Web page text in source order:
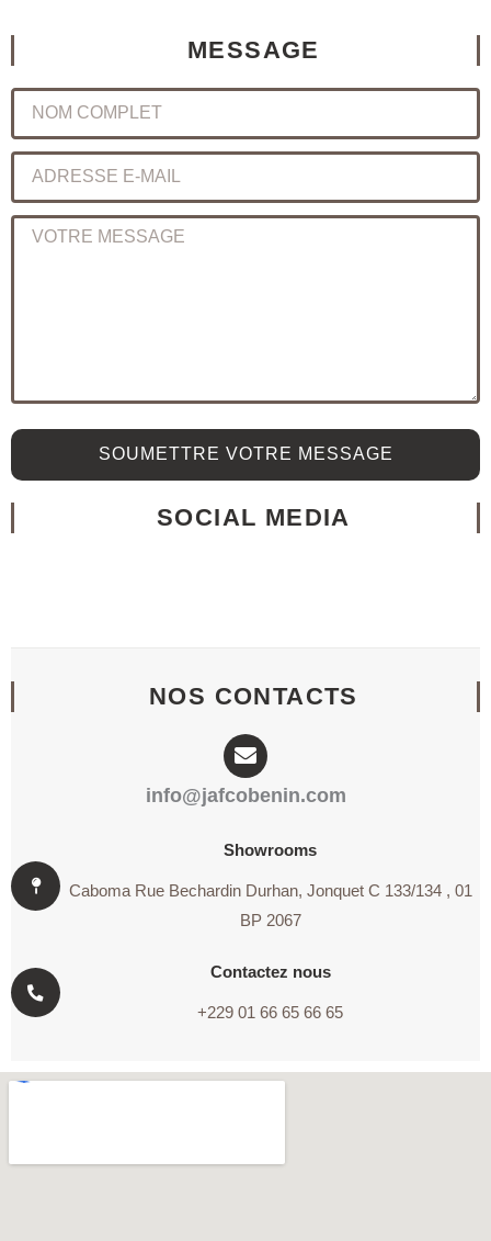
MESSAGE
MAIL
VOTRE
SOUMETTRE VOTRE MESSAGE
SOCIAL MEDIA
NOS CONTACTS
info@jafcobenin.com
Showrooms
Caboma Rue Bechardin Durhan, Jonquet C 133/134 , 01
BP 2067
Contactez nous
+229 01 66 65 66 65